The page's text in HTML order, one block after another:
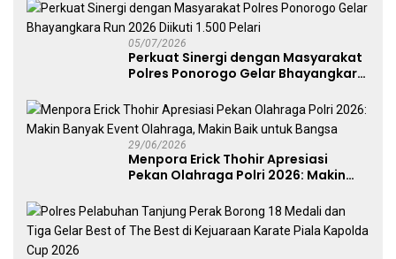
05/07/2026
Perkuat Sinergi dengan Masyarakat
Polres Ponorogo Gelar Bhayangkara
29/06/2026
Menpora Erick Thohir Apresiasi
Pekan Olahraga Polri 2026: Makin
untuk Bangsa